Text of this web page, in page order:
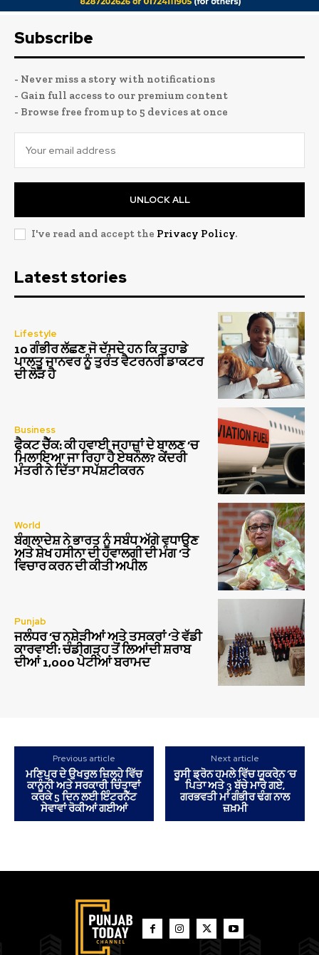
Subscribe
- Never miss a story with notifications
- Gain full access to our premium content
- Browse free from up to 5 devices at once
UNLOCK ALL
I've read and accept the Privacy Policy.
Latest stories
Lifestyle
10 ਗੰਭੀਰ ਲੱਛਣ ਜੋ ਦੱਸਦੇ ਹਨ ਕਿ ਤੁਹਾਡੇ
ਪਾਲਤੂ ਜਾਨਵਰ ਨੂੰ ਤੁਰੰਤ ਵੈਟਰਨਰੀ ਡਾਕਟਰ
ਦੀ ਲੋੜ ਹੈ
Business
ਫੈਕਟ ਚੈੱਕ: ਕੀ ਹਵਾਈ ਜਹਾਜ਼ਾਂ ਦੇ ਬਾਲਣ ‘ਚ
ਮਿਲਾਇਆ ਜਾ ਰਿਹਾ ਹੈ ਏਥਨੌਲ? ਕੇਂਦਰੀ
ਮੰਤਰੀ ਨੇ ਦਿੱਤਾ ਸਪੱਸ਼ਟੀਕਰਨ
World
ਬੰਗਲਾਦੇਸ਼ ਨੇ ਭਾਰਤ ਨੂੰ ਸਬੰਧ ਅੱਗੇ ਵਧਾਉਣ
ਅਤੇ ਸ਼ੇਖ ਹਸੀਨਾ ਦੀ ਹਵਾਲਗੀ ਦੀ ਮੰਗ ‘ਤੇ
ਵਿਚਾਰ ਕਰਨ ਦੀ ਕੀਤੀ ਅਪੀਲ
Punjab
ਜਲੰਧਰ ‘ਚ ਨਸ਼ੇੜੀਆਂ ਅਤੇ ਤਸਕਰਾਂ ‘ਤੇ ਵੱਡੀ
ਕਾਰਵਾਈ: ਚੰਡੀਗੜ੍ਹ ਤੋਂ ਲਿਆਂਦੀ ਸ਼ਰਾਬ
ਦੀਆਂ 1,000 ਪੇਟੀਆਂ ਬਰਾਮਦ
Previous article
ਮਣਿਪੁਰ ਦੇ ਉਖਰੁਲ ਜ਼ਿਲ੍ਹੇ ਵਿੱਚ
ਕਾਨੂੰਨੀ ਅਤੇ ਸਰਕਾਰੀ ਚਿੰਤਾਵਾਂ
ਕਰਕੇ 5 ਦਿਨ ਲਈ ਇੰਟਰਨੈੱਟ
ਸੇਵਾਵਾਂ ਰੋਕੀਆਂ ਗਈਆਂ
Next article
ਰੂਸੀ ਡ੍ਰੋਨ ਹਮਲੇ ਵਿੱਚ ਯੂਕਰੇਨ ’ਚ
ਪਿਤਾ ਅਤੇ 3 ਬੱਚੇ ਮਾਰੇ ਗਏ,
ਗਰਭਵਤੀ ਮਾਂ ਗੰਭੀਰ ਢੰਗ ਨਾਲ
ਜ਼ਖ਼ਮੀ